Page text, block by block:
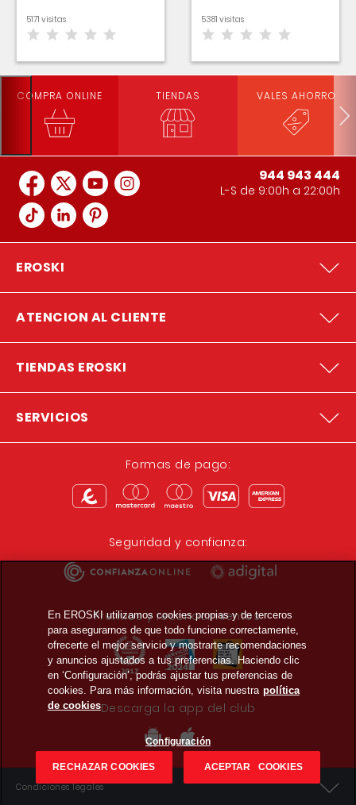
5171 visitas 5381 visitas
COMPRA ONLINE TIENDAS VALES AHORRO
944 943 444
L-S de 9:00h a 22:00h
EROSKI
ATENCION AL CLIENTE
TIENDAS EROSKI
SERVICIOS
Formas de pago:
Seguridad y confianza:
Premios y reconocimientos:
Descarga la app del club
Condiciones legales
En EROSKI utilizamos cookies propias y de terceros
para asegurarnos de que todo funcione correctamente,
ofrecerte el mejor servicio y mostrarte recomendaciones
y anuncios ajustados a tus preferencias. Haciendo clic
en ‘Configuración’, podrás ajustar tus preferencias de
cookies. Para más información, visita nuestra política
de cookies
Configuración
RECHAZAR COOKIES ACEPTAR COOKIES